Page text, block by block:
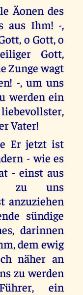
Äonen des
aus Ihm! -,
o Gott, o
Gott,
Zunge wagt
-, um uns
werden ein
Vater!
Er jetzt ist
- wie es
- einst aus
zu uns
anzuziehen
sündige
darinnen
dem ewig
näher an
zu werden
ein